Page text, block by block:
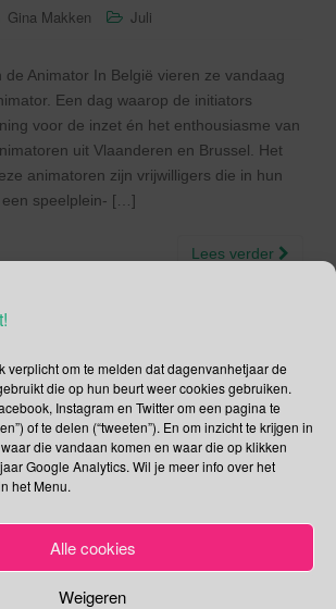
verplicht om te melden dat dagenvanhetjaar de
die op hun beurt weer cookies gebruiken.
Instagram en Twitter om een pagina te
of te delen (“tweeten”). En om inzicht te krijgen in
die vandaan komen en waar die op klikken
Google Analytics. Wil je meer info over het
het Menu.
Alle cookies
Weigeren
Gina Makken Juli
de Animator In België vieren ze vandaag
Een dag waarop de initiators
voor de inzet én het enthousiasme van
uit Vlaanderen en Brussel. Het
animatoren zijn vrijwilligers die in hun
een speelplein- […]
Lees verder
op